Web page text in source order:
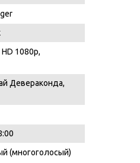
1080p,
Девераконда,
(многоголосый)